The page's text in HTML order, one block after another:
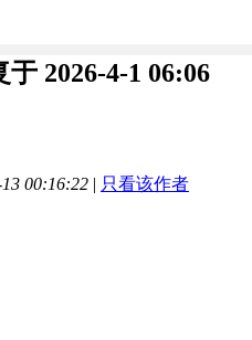
2026-4-1 06:06
00:16:22 | 只看该作者